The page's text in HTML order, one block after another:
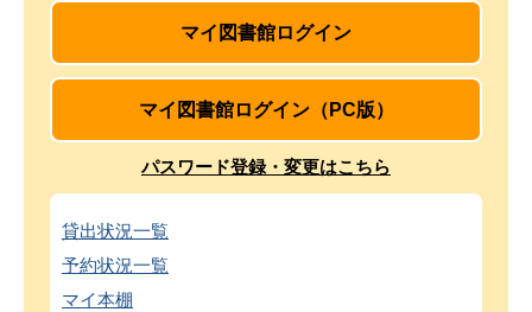
マイ図書館ログイン
マイ図書館ログイン（PC版）
パスワード登録・変更はこちら
貸出状況一覧
予約状況一覧
マイ本棚